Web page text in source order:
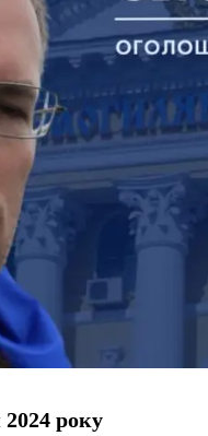
2024 року